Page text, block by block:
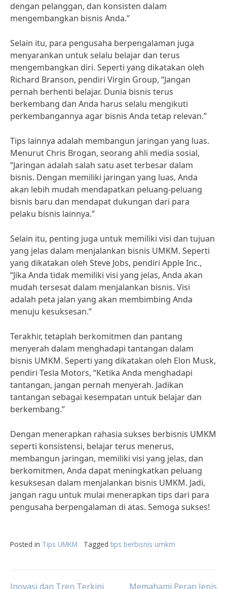
dengan pelanggan, dan konsisten dalam
mengembangkan bisnis Anda.”
Selain itu, para pengusaha berpengalaman juga
menyarankan untuk selalu belajar dan terus
mengembangkan diri. Seperti yang dikatakan oleh
Richard Branson, pendiri Virgin Group, “Jangan
pernah berhenti belajar. Dunia bisnis terus
berkembang dan Anda harus selalu mengikuti
perkembangannya agar bisnis Anda tetap relevan.”
Tips lainnya adalah membangun jaringan yang luas.
Menurut Chris Brogan, seorang ahli media sosial,
“Jaringan adalah salah satu aset terbesar dalam
bisnis. Dengan memiliki jaringan yang luas, Anda
akan lebih mudah mendapatkan peluang-peluang
bisnis baru dan mendapat dukungan dari para
pelaku bisnis lainnya.”
Selain itu, penting juga untuk memiliki visi dan tujuan
yang jelas dalam menjalankan bisnis UMKM. Seperti
yang dikatakan oleh Steve Jobs, pendiri Apple Inc.,
“Jika Anda tidak memiliki visi yang jelas, Anda akan
mudah tersesat dalam menjalankan bisnis. Visi
adalah peta jalan yang akan membimbing Anda
menuju kesuksesan.”
Terakhir, tetaplah berkomitmen dan pantang
menyerah dalam menghadapi tantangan dalam
bisnis UMKM. Seperti yang dikatakan oleh Elon Musk,
pendiri Tesla Motors, “Ketika Anda menghadapi
tantangan, jangan pernah menyerah. Jadikan
tantangan sebagai kesempatan untuk belajar dan
berkembang.”
Dengan menerapkan rahasia sukses berbisnis UMKM
seperti konsistensi, belajar terus menerus,
membangun jaringan, memiliki visi yang jelas, dan
berkomitmen, Anda dapat meningkatkan peluang
kesuksesan dalam menjalankan bisnis UMKM. Jadi,
jangan ragu untuk mulai menerapkan tips dari para
pengusaha berpengalaman di atas. Semoga sukses!
Posted in Tips UMKM Tagged tips berbisnis umkm
Inovasi dan Tren Terkini
Memahami Peran Jenis